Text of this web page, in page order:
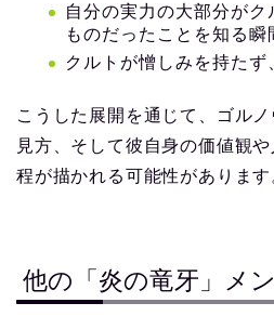
自分の実力の大部分がク
ものだったことを知る瞬
クルトが憎しみを持た
こうした展開を通じて、ゴル
見方、そして彼自身の価値観
程が描かれる可能性があります
他の「炎の竜牙」メ